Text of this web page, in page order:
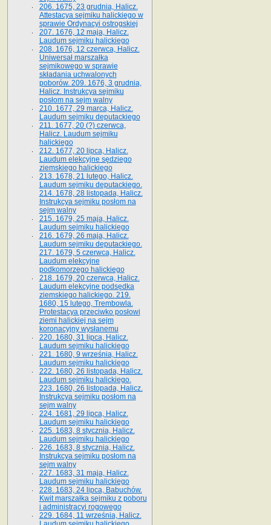
206. 1675, 23 grudnia, Halicz.
Attestacya sejmiku halickiego w
sprawie Ordynacyi ostrogskiej
207. 1676, 12 maja, Halicz.
Laudum sejmiku halickiego
208. 1676, 12 czerwca, Halicz.
Uniwersał marszałka
sejmikowego w sprawie
składania uchwalonych
poborów. 209. 1676, 3 grudnia,
Halicz. Instrukcya sejmiku
posłom na sejm walny
210. 1677, 29 marca, Halicz.
Laudum sejmiku deputackiego
211. 1677, 20 (?) czerwca,
Halicz. Laudum sejmiku
halickiego
212. 1677, 20 lipca, Halicz.
Laudum elekcyjne sędziego
ziemskiego halickiego
213. 1678, 21 lutego, Halicz.
Laudum sejmiku deputackiego.
214. 1678, 28 listopada, Halicz.
Instrukcya sejmiku posłom na
sejm walny
215. 1679, 25 maja, Halicz.
Laudum sejmiku halickiego
216. 1679, 26 maja, Halicz.
Laudum sejmiku deputackiego.
217. 1679, 5 czerwca, Halicz.
Laudum elekcyjne
podkomorzego halickiego
218. 1679, 20 czerwca, Halicz.
Laudum elekcyjne podsędka
ziemskiego halickiego. 219.
1680, 15 lutego, Trembowla.
Protestacya przeciwko posłowi
ziemi halickiej na sejm
koronacyjny wysłanemu
220. 1680, 31 lipca, Halicz.
Laudum sejmiku halickiego
221. 1680, 9 września, Halicz.
Laudum sejmiku halickiego
222. 1680, 26 listopada, Halicz.
Laudum sejmiku halickiego.
223. 1680, 26 listopada, Halicz.
Instrukcya sejmiku posłom na
sejm walny
224. 1681, 29 lipca, Halicz.
Laudum sejmiku halickiego
225. 1683, 8 stycznia, Halicz.
Laudum sejmiku halickiego
226. 1683, 8 stycznia, Halicz.
Instrukcya sejmiku posłom na
sejm walny
227. 1683, 31 maja, Halicz.
Laudum sejmiku halickiego
228. 1683, 24 lipca, Babuchów.
Kwit marszałka sejmiku z poboru
i administracyi rogowego
229. 1684, 11 września, Halicz.